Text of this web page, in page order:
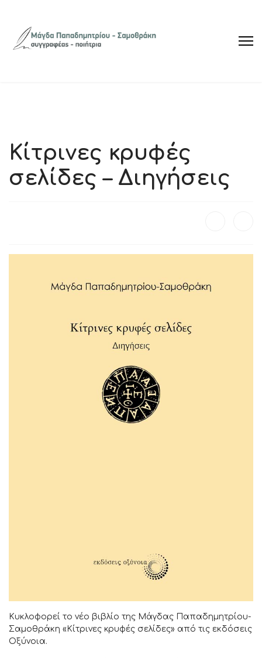
Κίτρινες κρυφές
σελίδες – Διηγήσεις
Κυκλοφορεί το νέο βιβλίο της Μάγδας Παπαδημητρίου-
Σαμοθράκη «Κίτρινες κρυφές σελίδες» από τις εκδόσεις
Οξύνοια.